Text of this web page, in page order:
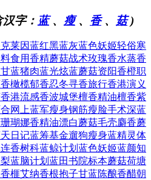
字： 蓝、 瘦、 香、 菇)
克莱因蓝红黑蓝灰蓝色妖姬轻俗寒
食用香精蘑菇战术玫瑰香水蒸香
蓝猪肉蓝光炫蓝蘑菇资阳香橙职
橄榄郁香忍冬寻香旅行香港演义
香港流感香波城堡檀香精油檀香紫
网上蓝军瘦身钢筋瘦脸手术深蓝
瑚娜香精油漂白蘑菇毛壳麝香蘑
日记蓝筹基金遛狗瘦身蓝精灵体
连香树科蓝鲸计划 蓝色妖姬蓝颜知
蓝脑计划 蓝田书院标本蘑菇荷塘
榧艾纳香根抱子甘蓝陈酿香醋朝